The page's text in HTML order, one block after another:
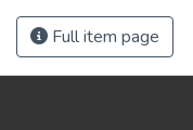
Full item page